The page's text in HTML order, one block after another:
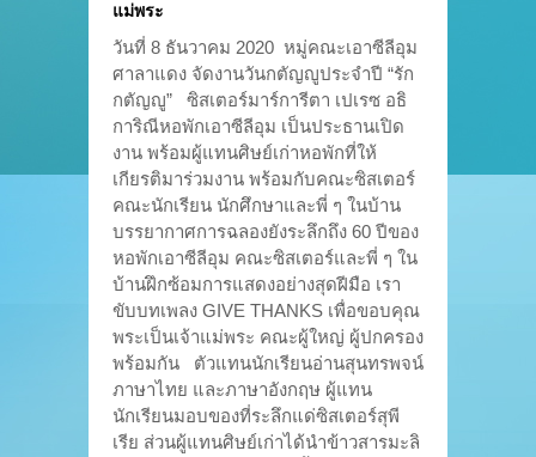
แม่พระ
วันที่ 8 ธันวาคม 2020 หมู่คณะเอาซีลีอุม
ศาลาแดง จัดงานวันกตัญญูประจำปี “รัก
กตัญญู” ซิสเตอร์มาร์การีตา เปเรซ อธิ
การิณีหอพักเอาซีลีอุม เป็นประธานเปิด
งาน พร้อมผู้แทนศิษย์เก่าหอพักที่ให้
เกียรติมาร่วมงาน พร้อมกับคณะซิสเตอร์
คณะนักเรียน นักศึกษาและพี่ ๆ ในบ้าน
บรรยากาศการฉลองยังระลึกถึง 60 ปีของ
หอพักเอาซีลีอุม คณะซิสเตอร์และพี่ ๆ ใน
บ้านฝึกซ้อมการแสดงอย่างสุดฝีมือ เรา
ขับบทเพลง GIVE THANKS เพื่อขอบคุณ
พระเป็นเจ้าแม่พระ คณะผู้ใหญ่ ผู้ปกครอง
พร้อมกัน ตัวแทนนักเรียนอ่านสุนทรพจน์
ภาษาไทย และภาษาอังกฤษ ผู้แทน
นักเรียนมอบของที่ระลึกแด่ซิสเตอร์สุพี
เรีย ส่วนผู้แทนศิษย์เก่าได้นำข้าวสารมะลิ